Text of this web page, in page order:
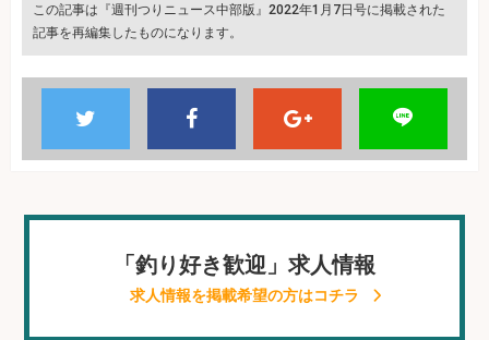
この記事は『週刊つりニュース中部版』2022年1月7日号に掲載された
記事を再編集したものになります。
「釣り好き歓迎」求人情報
求人情報を掲載希望の方はコチラ